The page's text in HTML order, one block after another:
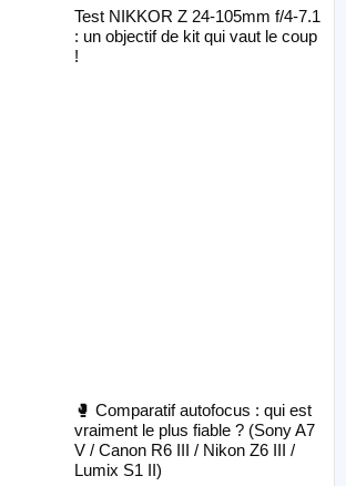
Test NIKKOR Z 24-105mm f/4-7.1
: un objectif de kit qui vaut le coup
!
🥊 Comparatif autofocus : qui est
vraiment le plus fiable ? (Sony A7
V / Canon R6 III / Nikon Z6 III /
Lumix S1 II)